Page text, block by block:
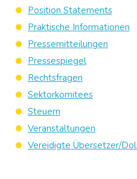
Position Statements
Praktische Informationen
Pressemitteilungen
Pressespiegel
Rechtsfragen
Sektorkomitees
Steuern
Veranstaltungen
Vereidigte Übersetzer/